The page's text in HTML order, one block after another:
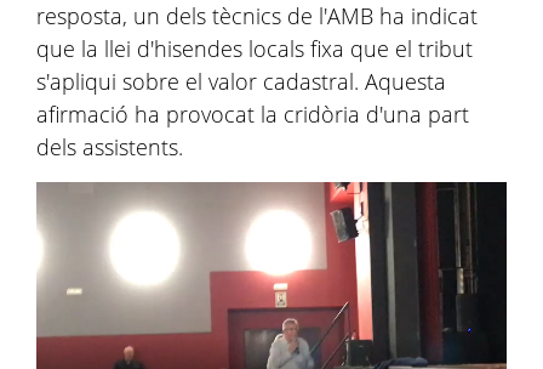
resposta, un dels tècnics de l'AMB ha indicat
que la llei d'hisendes locals fixa que el tribut
s'apliqui sobre el valor cadastral. Aquesta
afirmació ha provocat la cridòria d'una part
dels assistents.